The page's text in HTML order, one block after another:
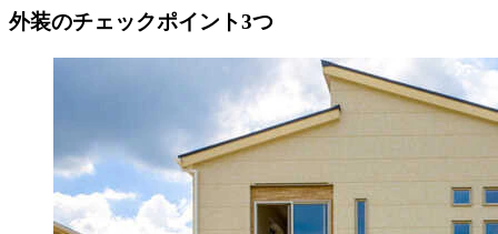
外装のチェックポイント3つ